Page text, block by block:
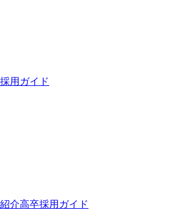
用ガイド
介高卒採用ガイド